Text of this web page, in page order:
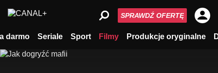
darmo Seriale Sport Filmy Produkcje oryginalne
SPRAWDŹ OFERTĘ